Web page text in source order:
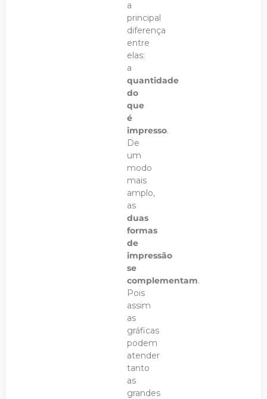
a
principal
diferença
entre
elas:
a
quantidade
do
que
é
impresso.
De
um
modo
mais
amplo,
as
duas
formas
de
impressão
se
complementam.
Pois
assim
as
gráficas
podem
atender
tanto
as
grandes